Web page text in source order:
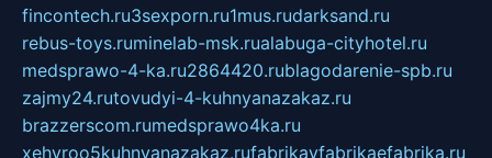
fincontech.ru3sexporn.ru1mus.rudarksand.ru
rebus-toys.ruminelab-msk.rualabuga-cityhotel.ru
medsprawo-4-ka.ru2864420.rublagodarenie-spb.ru
zajmy24.rutovudyi-4-kuhnyanazakaz.ru
brazzerscom.rumedsprawo4ka.ru
xehyroo5kuhnyanazakaz.rufabrikayfabrikaefabrika.ru